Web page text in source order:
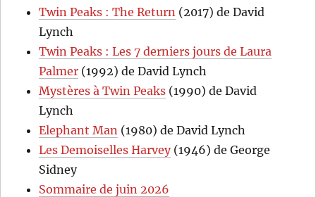
Twin Peaks : The Return (2017) de David
Lynch
Twin Peaks : Les 7 derniers jours de Laura
Palmer (1992) de David Lynch
Mystères à Twin Peaks (1990) de David
Lynch
Elephant Man (1980) de David Lynch
Les Demoiselles Harvey(1946) de George
Sidney
Sommaire de juin 2026